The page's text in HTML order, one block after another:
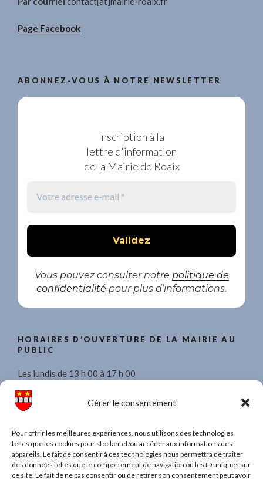
Gérer le consentement
Pour offrir les meilleures expériences, nous utilisons des technologies
telles que les cookies pour stocker et/ou accéder aux informations des
appareils. Le fait de consentir à ces technologies nous permettra de traiter
des données telles que le comportement de navigation ou les ID uniques sur
ce site. Le fait de ne pas consentir ou de retirer son consentement peut avoir
Page Facebook
ABONNEZ-VOUS À NOTRE NEWSLETTER
Inscription à la
lettre d'information
de la Mairie de Roaix
Vous pouvez consulter notre politique de
confidentialité pour plus d’informations.
HORAIRES D’OUVERTURE DE LA MAIRIE AU
PUBLIC
Les lundis de 13 h 00 à 17 h 00
Les mercredis de 8 h 30 à 11 h 30 et de 13 h 00 à 17 h 00.
Les vendredis de 13 h 00 à 17 h 00